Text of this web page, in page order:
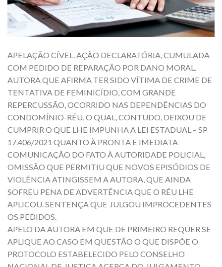
APELAÇÃO CÍVEL. AÇÃO DECLARATÓRIA, CUMULADA
COM PEDIDO DE REPARAÇÃO POR DANO MORAL.
AUTORA QUE AFIRMA TER SIDO VÍTIMA DE CRIME DE
TENTATIVA DE FEMINICÍDIO, COM GRANDE
REPERCUSSÃO, OCORRIDO NAS DEPENDÊNCIAS DO
CONDOMÍNIO-RÉU, O QUAL, CONTUDO, DEIXOU DE
CUMPRIR O QUE LHE IMPUNHA A LEI ESTADUAL – SP
17.406/2021 QUANTO À PRONTA E IMEDIATA
COMUNICAÇÃO DO FATO À AUTORIDADE POLICIAL,
OMISSÃO QUE PERMITIU QUE NOVOS EPISÓDIOS DE
VIOLÊNCIA ATINGISSEM A AUTORA, QUE AINDA
SOFREU PENA DE ADVERTÊNCIA QUE O RÉU LHE
APLICOU. SENTENÇA QUE JULGOU IMPROCEDENTES
OS PEDIDOS.
APELO DA AUTORA EM QUE DE PRIMEIRO REQUER SE
APLIQUE AO CASO EM QUESTÃO O QUE DISPÕE O
PROTOCOLO ESTABELECIDO PELO CONSELHO